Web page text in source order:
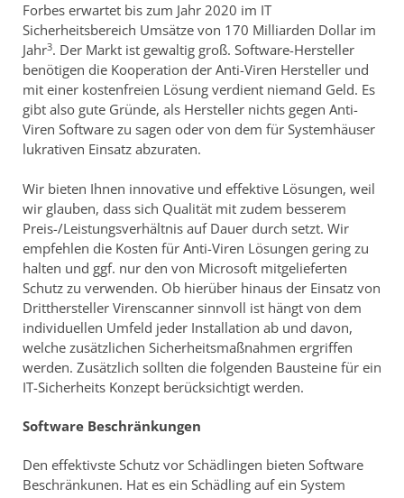
Forbes erwartet bis zum Jahr 2020 im IT
Sicherheitsbereich Umsätze von 170 Milliarden Dollar im
Jahr3. Der Markt ist gewaltig groß. Software-Hersteller
benötigen die Kooperation der Anti-Viren Hersteller und
mit einer kostenfreien Lösung verdient niemand Geld. Es
gibt also gute Gründe, als Hersteller nichts gegen Anti-
Viren Software zu sagen oder von dem für Systemhäuser
lukrativen Einsatz abzuraten.
Wir bieten Ihnen innovative und effektive Lösungen, weil
wir glauben, dass sich Qualität mit zudem besserem
Preis-/Leistungsverhältnis auf Dauer durch setzt. Wir
empfehlen die Kosten für Anti-Viren Lösungen gering zu
halten und ggf. nur den von Microsoft mitgelieferten
Schutz zu verwenden. Ob hierüber hinaus der Einsatz von
Dritthersteller Virenscanner sinnvoll ist hängt von dem
individuellen Umfeld jeder Installation ab und davon,
welche zusätzlichen Sicherheitsmaßnahmen ergriffen
werden. Zusätzlich sollten die folgenden Bausteine für ein
IT-Sicherheits Konzept berücksichtigt werden.
Software Beschränkungen
Den effektivste Schutz vor Schädlingen bieten Software
Beschränkunen. Hat es ein Schädling auf ein System